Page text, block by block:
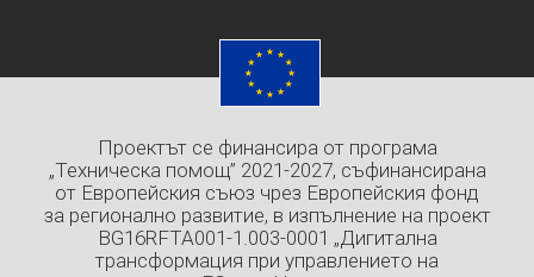
Проектът се финансира от програма
„Техническа помощ” 2021-2027, съфинансирана
от Европейския съюз чрез Европейския фонд
за регионално развитие, в изпълнение на проект
BG16RFTA001-1.003-0001 „Дигитална
трансформация при управлението на